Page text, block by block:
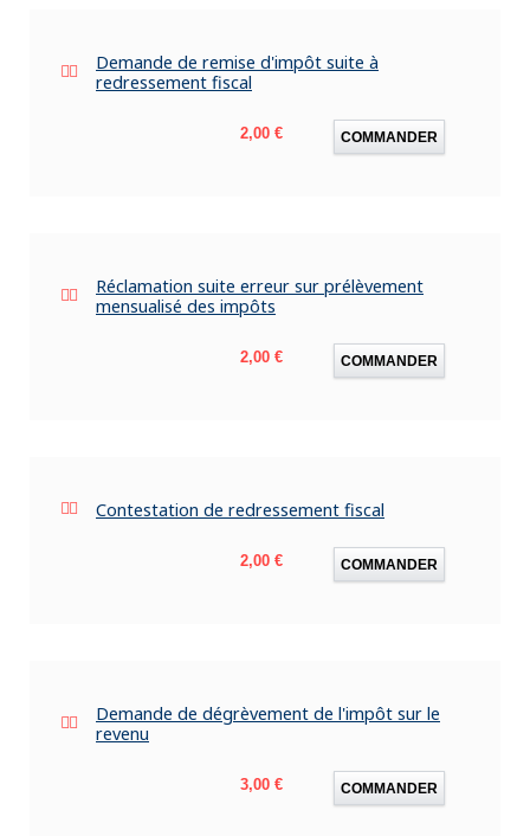
Demande de remise d'impôt suite à
redressement fiscal
Prix
2,00 € COMMANDER
Réclamation suite erreur sur prélèvement
mensualisé des impôts
Prix
2,00 € COMMANDER
Contestation de redressement fiscal
Prix
2,00 € COMMANDER
Demande de dégrèvement de l'impôt sur le
revenu
Prix
3,00 € COMMANDER